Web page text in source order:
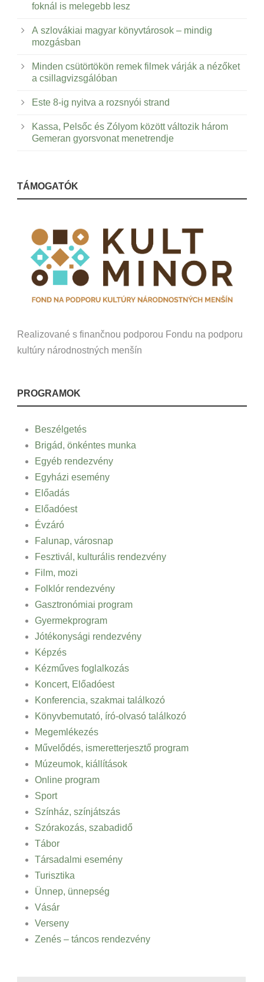
foknál is melegebb lesz
A szlovákiai magyar könyvtárosok – mindig
mozgásban
Minden csütörtökön remek filmek várják a nézőket
a csillagvizsgálóban
Este 8-ig nyitva a rozsnyói strand
Kassa, Pelsőc és Zólyom között változik három
Gemeran gyorsvonat menetrendje
TÁMOGATÓK
Realizované s finančnou podporou Fondu na podporu
kultúry národnostných menšín
PROGRAMOK
Beszélgetés
Brigád, önkéntes munka
Egyéb rendezvény
Egyházi esemény
Előadás
Előadóest
Évzáró
Falunap, városnap
Fesztivál, kulturális rendezvény
Film, mozi
Folklór rendezvény
Gasztronómiai program
Gyermekprogram
Jótékonysági rendezvény
Képzés
Kézműves foglalkozás
Koncert, Előadóest
Konferencia, szakmai találkozó
Könyvbemutató, író-olvasó találkozó
Megemlékezés
Művelődés, ismeretterjesztő program
Múzeumok, kiállítások
Online program
Sport
Színház, színjátszás
Szórakozás, szabadidő
Tábor
Társadalmi esemény
Turisztika
Ünnep, ünnepség
Vásár
Verseny
Zenés – táncos rendezvény